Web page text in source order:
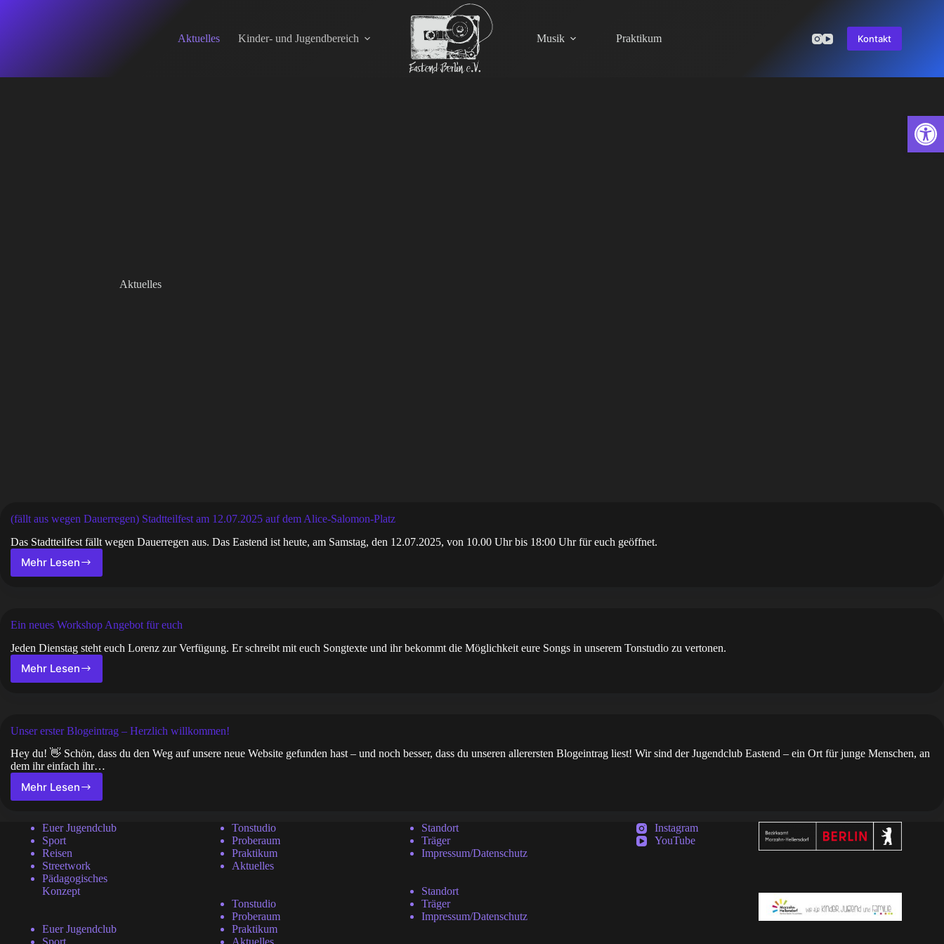
Open toolbar
Aktuelles Kinder- und Jugendbereich Musik Praktikum Kontakt
Aktuelles
(fällt aus wegen Dauerregen) Stadtteilfest am 12.07.2025 auf dem Alice-Salomon-Platz
Das Stadtteilfest fällt wegen Dauerregen aus. Das Eastend ist heute, am Samstag, den 12.07.2025, von 10.00 Uhr bis 18:00 Uhr für euch geöffnet.
Mehr Lesen
(fällt
Stadtteilfest
12.07.2025
dem
Ein neues Workshop Angebot für euch
Jeden Dienstag steht euch Lorenz zur Verfügung. Er schreibt mit euch Songtexte und ihr bekommt die Möglichkeit eure Songs in unserem Tonstudio zu vertonen.
Mehr Lesen
Ein
neues
für
Unser erster Blogeintrag – Herzlich willkommen!
Hey du! 👋 Schön, dass du den Weg auf unsere neue Website gefunden hast – und noch besser, dass du unseren allerersten Blogeintrag liest! Wir sind der Jugendclub Eastend – ein Ort für junge Menschen, an
dem ihr einfach ihr…
Mehr Lesen
Unser
–
Herzlich
willkommen!
Euer Jugendclub
Sport
Reisen
Streetwork
Pädagogisches
Konzept
Euer Jugendclub
Tonstudio
Proberaum
Praktikum
Aktuelles
Tonstudio
Proberaum
Praktikum
Standort
Träger
Impressum/Datenschutz
Standort
Träger
Impressum/Datenschutz
Instagram
YouTube